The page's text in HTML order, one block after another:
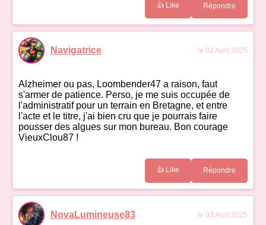
👍 Like Répondre
Navigatrice le 02 Avril 2025
Alzheimer ou pas, Loombender47 a raison, faut
s'armer de patience. Perso, je me suis occupée de
l'administratif pour un terrain en Bretagne, et entre
l'acte et le titre, j'ai bien cru que je pourrais faire
pousser des algues sur mon bureau. Bon courage
VieuxClou87 !
👍 Like Répondre
NovaLumineuse83 le 03 Avril 2025